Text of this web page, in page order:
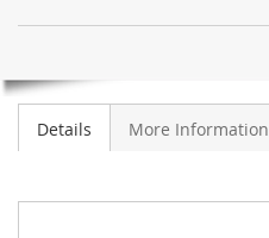
Partner
Tepee
1.6
Details More Information